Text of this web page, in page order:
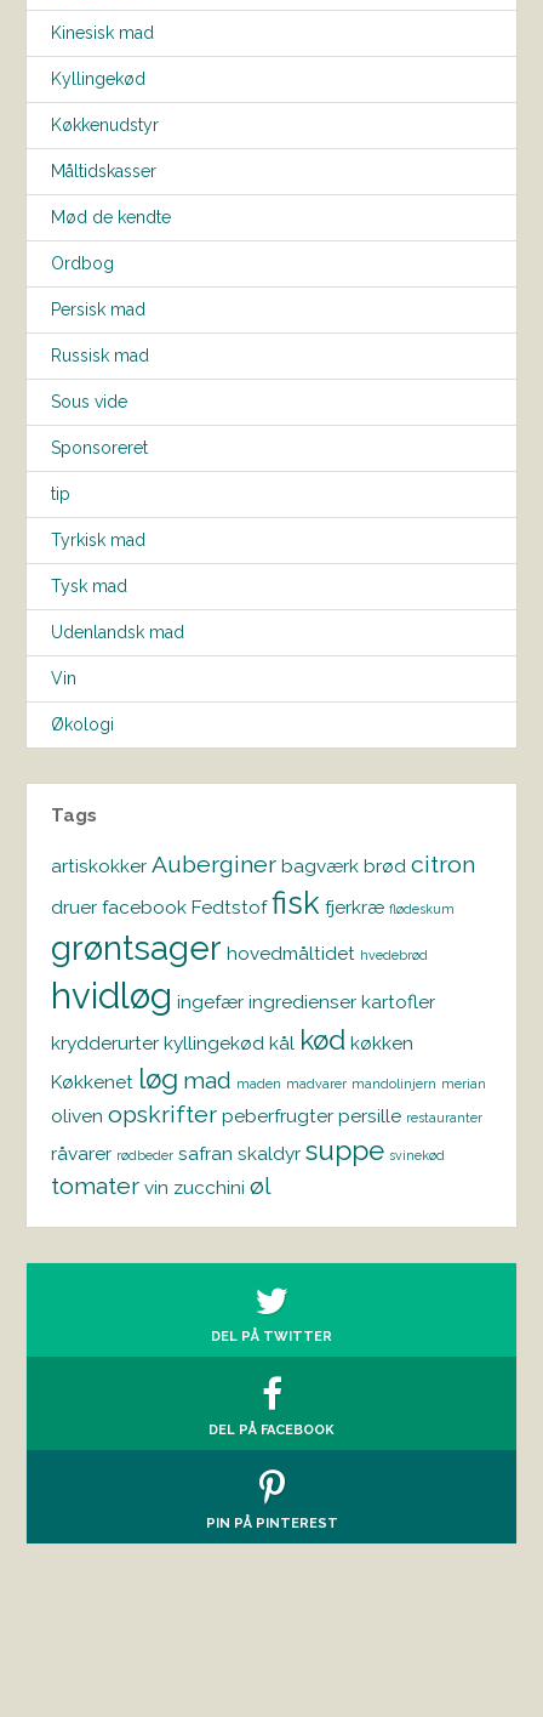
Kinesisk mad
Kyllingekød
Køkkenudstyr
Måltidskasser
Mød de kendte
Ordbog
Persisk mad
Russisk mad
Sous vide
Sponsoreret
tip
Tyrkisk mad
Tysk mad
Udenlandsk mad
Vin
Økologi
Tags
artiskokker Auberginer bagværk brød citron
druer facebook Fedtstof fisk fjerkræ flødeskum
grøntsager hovedmåltidet hvedebrød
hvidløg ingefær ingredienser kartofler
krydderurter kyllingekød kål kød køkken
Køkkenet løg mad maden madvarer mandolinjern merian
oliven opskrifter peberfrugter persille restauranter
råvarer rødbeder safran skaldyr suppe svinekød
tomater vin zucchini øl
DEL PÅ TWITTER
DEL PÅ FACEBOOK
PIN PÅ PINTEREST